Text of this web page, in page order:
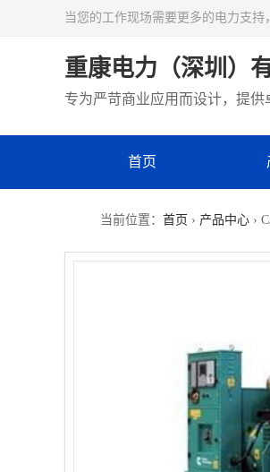
当您的工作现场需要更多的电力支
重康电力（深圳）
专为严苛商业应用而设计，提
首页
当前位置： 首页 › 产品中心 ›